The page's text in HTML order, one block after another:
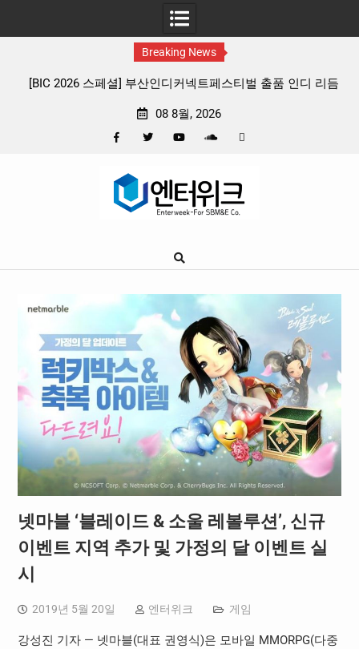
Breaking News
출품 인디 리듬
판타지 케이팝 애니메이션 ‘고스트밴드’ 8월 26
08 8월, 2026
Google
넷마블 ‘블레이드 & 소울 레볼루션’, 신규
이벤트 지역 추가 및 가정의 달 이벤트 실
시
2019년 5월 20일 엔터위크 게임
강성진 기자 — 넷마블(대표 권영식)은 모바일 MMORPG(다중